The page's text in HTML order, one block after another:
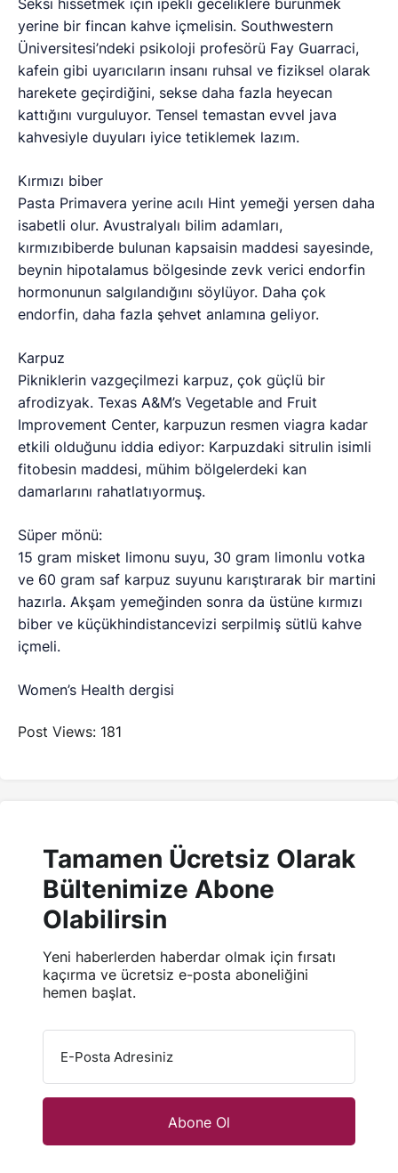
yerine bir fincan kahve içmelisin. Southwestern
Üniversitesi’ndeki psikoloji profesörü Fay Guarraci,
kafein gibi uyarıcıların insanı ruhsal ve fiziksel olarak
harekete geçirdiğini, sekse daha fazla heyecan
kattığını vurguluyor. Tensel temastan evvel java
kahvesiyle duyuları iyice tetiklemek lazım.
Kırmızı biber
Pasta Primavera yerine acılı Hint yemeği yersen daha
isabetli olur. Avustralyalı bilim adamları,
kırmızıbiberde bulunan kapsaisin maddesi sayesinde,
beynin hipotalamus bölgesinde zevk verici endorfin
hormonunun salgılandığını söylüyor. Daha çok
endorfin, daha fazla şehvet anlamına geliyor.
Karpuz
Pikniklerin vazgeçilmezi karpuz, çok güçlü bir
afrodizyak. Texas A&M’s Vegetable and Fruit
Improvement Center, karpuzun resmen viagra kadar
etkili olduğunu iddia ediyor: Karpuzdaki sitrulin isimli
fitobesin maddesi, mühim bölgelerdeki kan
damarlarını rahatlatıyormuş.
Süper mönü:
15 gram misket limonu suyu, 30 gram limonlu votka
ve 60 gram saf karpuz suyunu karıştırarak bir martini
hazırla. Akşam yemeğinden sonra da üstüne kırmızı
biber ve küçükhindistancevizi serpilmiş sütlü kahve
içmeli.
Women’s Health dergisi
Post Views: 181
Tamamen Ücretsiz Olarak
Bültenimize Abone
Olabilirsin
Yeni haberlerden haberdar olmak için fırsatı
kaçırma ve ücretsiz e-posta aboneliğini
hemen başlat.
E-Posta Adresiniz